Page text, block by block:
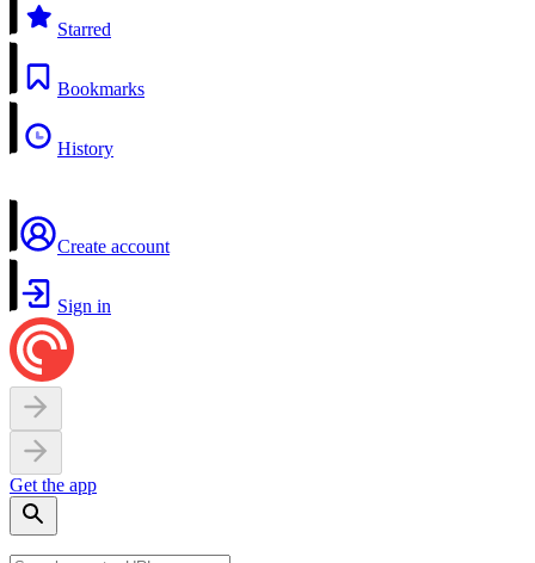
Starred
Bookmarks
History
Create account
Sign in
Get the app